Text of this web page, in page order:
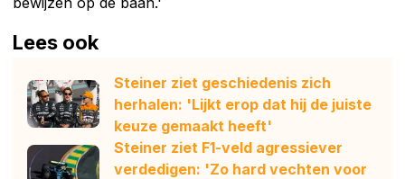
Lees ook
Steiner ziet geschiedenis zich
herhalen: 'Lijkt erop dat hij de juiste
keuze gemaakt heeft'
Steiner ziet F1-veld agressiever
verdedigen: 'Zo hard vechten voor